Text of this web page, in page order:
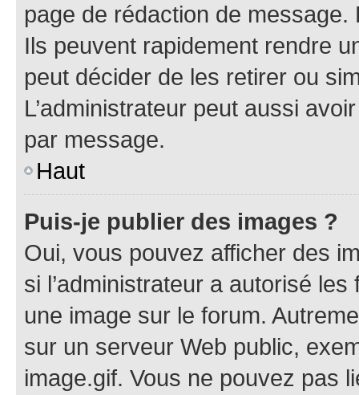
page de rédaction de
Ils peuvent rapidement rendre
peut décider de les retirer ou
L’administrateur peut aussi
par message.
Haut
Puis-je publier des images ?
Oui, vous pouvez afficher des
si l’administrateur a autorisé
une image sur le forum.
sur un serveur Web public,
image.gif. Vous ne pouvez pas